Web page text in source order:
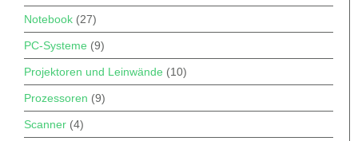
Notebook (27)
PC-Systeme (9)
Projektoren und Leinwände (10)
Prozessoren (9)
Scanner (4)